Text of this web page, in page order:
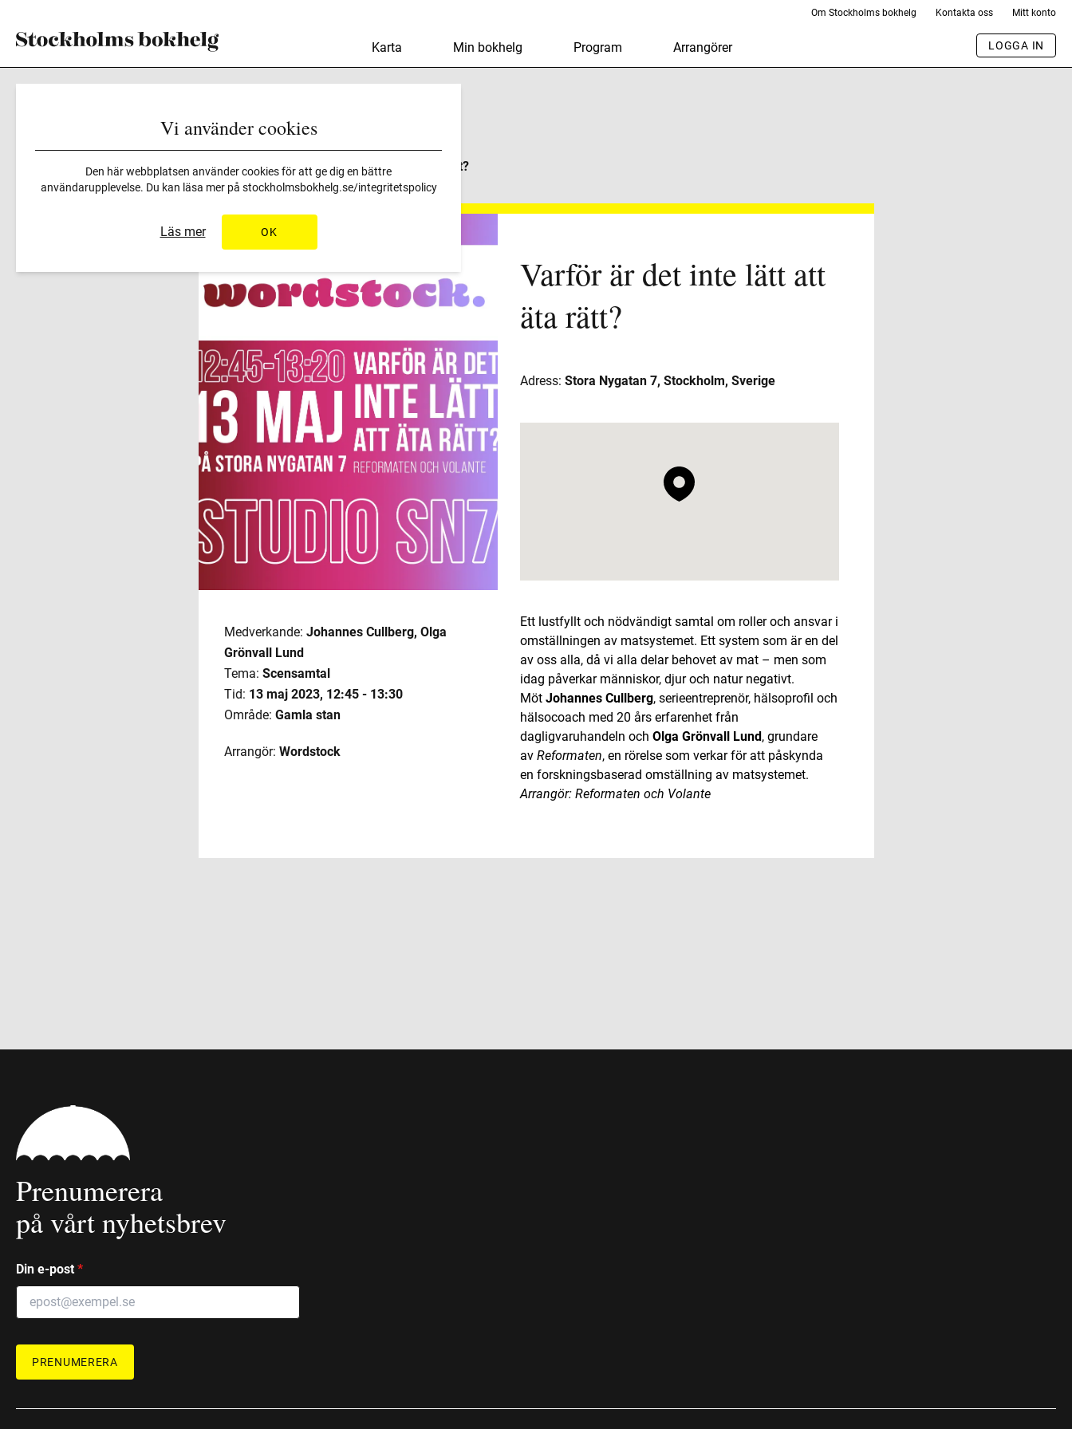
Om Stockholms bokhelg Kontakta oss Mitt konto
Karta Min bokhelg Program Arrangörer LOGGA IN
Program > Varför Är Det Inte Lätt Att Äta Rätt?
Medverkande: Johannes Cullberg, Olga
Grönvall Lund
Tema: Scensamtal
Tid: 13 maj 2023, 12:45 - 13:30
Område: Gamla stan
Arrangör: Wordstock
Varför är det inte lätt att
äta rätt?
Adress: Stora Nygatan 7, Stockholm, Sverige
Ett lustfyllt och nödvändigt samtal om roller och ansvar i
omställningen av matsystemet. Ett system som är en del
av oss alla, då vi alla delar behovet av mat – men som
idag påverkar människor, djur och natur negativt.
Möt Johannes Cullberg, serieentreprenör, hälsoprofil och
hälsocoach med 20 års erfarenhet från
dagligvaruhandeln och Olga Grönvall Lund, grundare
av Reformaten, en rörelse som verkar för att påskynda
en forskningsbaserad omställning av matsystemet.
Arrangör: Reformaten och Volante
Prenumerera
på vårt nyhetsbrev
Din e-post *
PRENUMERERA
Vi använder cookies
Den här webbplatsen använder cookies för att ge dig en bättre
användarupplevelse. Du kan läsa mer på stockholmsbokhelg.se/integritetspolicy
Läs mer OK